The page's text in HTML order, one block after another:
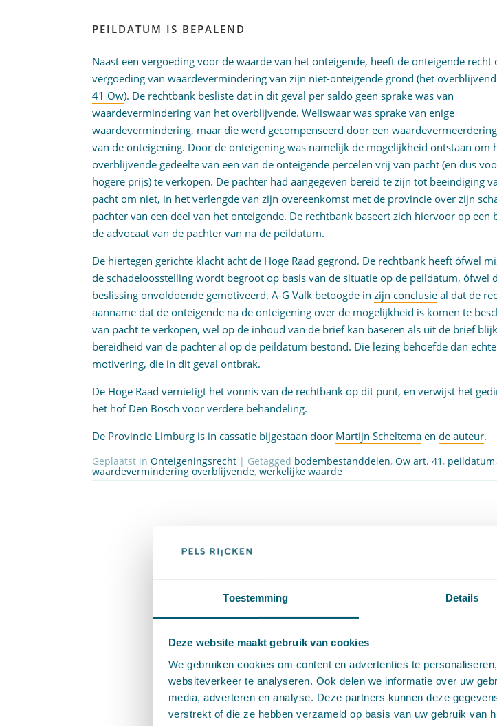
Toestemming Details
Deze website maakt gebruik van cookies
We gebruiken cookies om content en advertenties te
websiteverkeer te analyseren. Ook delen we informatie over uw
media, adverteren en analyse. Deze partners kunnen deze
verstrekt of die ze hebben verzameld op basis van uw gebruik van
PEILDATUM IS BEPALEND
Naast een vergoeding voor de waarde van het onteigende, heeft de onteigende recht
vergoeding van waardevermindering van zijn niet-onteigende grond (het
41 Ow). De rechtbank besliste dat in dit geval per saldo geen sprake was van
waardevermindering van het overblijvende. Weliswaar was sprake van enige
waardevermindering, maar die werd gecompenseerd door een
van de onteigening. Door de onteigening was namelijk de mogelijkheid ontstaan om
overblijvende gedeelte van een van de onteigende percelen vrij van pacht (en dus
hogere prijs) te verkopen. De pachter had aangegeven bereid te zijn tot beëindiging
pacht om niet, in het verlengde van zijn overeenkomst met de provincie over zijn
pachter van een deel van het onteigende. De rechtbank baseert zich hiervoor op een
de advocaat van de pachter van na de peildatum.
De hiertegen gerichte klacht acht de Hoge Raad gegrond. De rechtbank heeft ófwel
de schadeloosstelling wordt begroot op basis van de situatie op de peildatum, ófwel
beslissing onvoldoende gemotiveerd. A-G Valk betoogde inzijn conclusie al dat de
aanname dat de onteigende na de onteigening over de mogelijkheid is komen te
van pacht te verkopen, wel op de inhoud van de brief kan baseren als uit de brief
bereidheid van de pachter al op de peildatum bestond. Die lezing behoefde dan
motivering, die in dit geval ontbrak.
De Hoge Raad vernietigt het vonnis van de rechtbank op dit punt, en verwijst het
het hof Den Bosch voor verdere behandeling.
De Provincie Limburg is in cassatie bijgestaan door Martijn Scheltema ende auteur.
Geplaatst inOnteigeningsrecht | Getagged bodembestanddelen,Ow art. 41 , peildatum,
waardevermindering overblijvende,werkelijke waarde